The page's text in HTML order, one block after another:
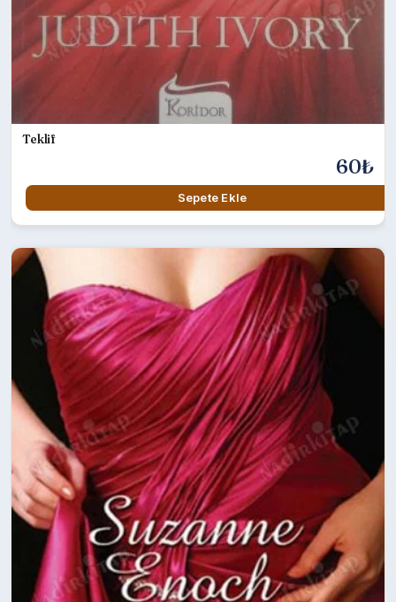
Teklif
60₺
Sepete Ekle